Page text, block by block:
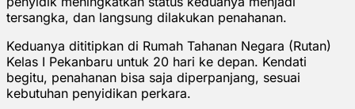
tersangka, dan langsung dilakukan penahanan.
Keduanya dititipkan di Rumah Tahanan Negara (Rutan)
Kelas I Pekanbaru untuk 20 hari ke depan. Kendati
begitu, penahanan bisa saja diperpanjang, sesuai
kebutuhan penyidikan perkara.